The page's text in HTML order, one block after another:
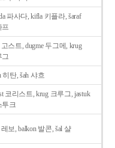
파사다, kifla 키플라, šaraf
프
고스트, dugme 두그메, krug
그
히탄, šah 샤흐
코리스트, krug 크루그, jastuk
투크
레보, balkon 발콘, šal 샬